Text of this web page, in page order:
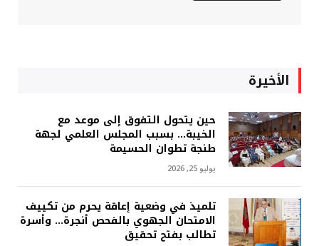
الأخيرة
حين يتحول التفوق إلى موعد مع
الخيبة… بسبب المجلس العلمي لجهة
طنجة تطوان الحسيمة
يوليو 25, 2026
تلميذ في وضعية إعاقة يحرم من تكييف
الامتحان الجهوي بالفحص أنجرة… وأسرة
تطالب بفتح تحقيق